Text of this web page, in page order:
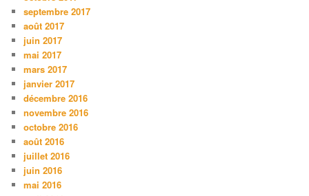
septembre 2017
août 2017
juin 2017
mai 2017
mars 2017
janvier 2017
décembre 2016
novembre 2016
octobre 2016
août 2016
juillet 2016
juin 2016
mai 2016